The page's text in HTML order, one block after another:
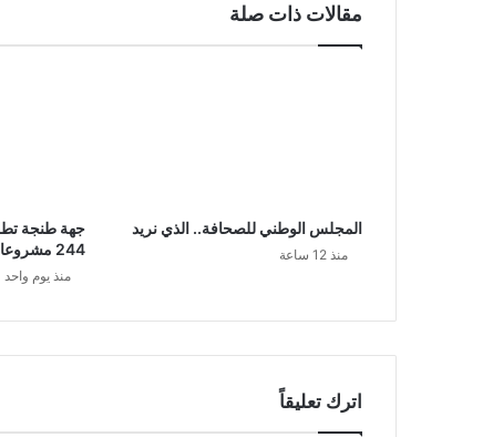
مقالات ذات صلة
المجلس الوطني للصحافة.. الذي نريد
منذ 12 ساعة
جهة طنجة
244 مشروعا نسائيا نحو الاستدامة
منذ يوم واحد
اترك تعليقاً